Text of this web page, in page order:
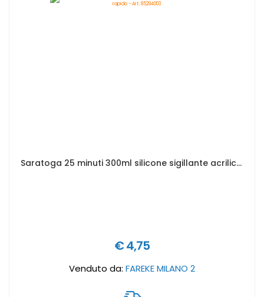
Saratoga 25 minuti 300ml silicone sigillante acrilico bianco ultra rapido - Art. 85294003
€ 4,75
Venduto da: FAREKE MILANO 2